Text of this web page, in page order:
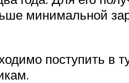
минимальной
поступить в